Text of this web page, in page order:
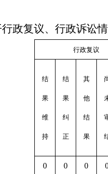
政复议、行政诉讼
行政复议
结
果
维
持
结
果
纠
正
其
他
结
果
0 0 0